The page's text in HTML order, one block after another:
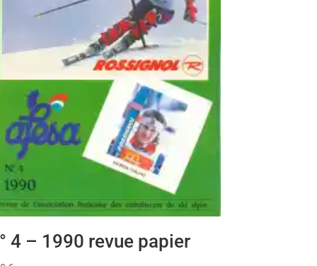
4 – 1990 revue papier